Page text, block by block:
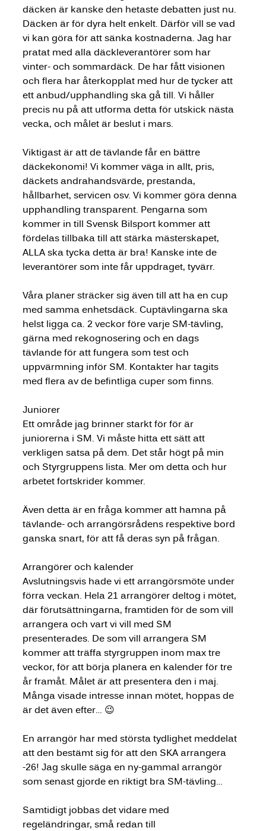
däcken är kanske den hetaste debatten just nu.
Däcken är för dyra helt enkelt. Därför vill se vad
vi kan göra för att sänka kostnaderna. Jag har
pratat med alla däckleverantörer som har
vinter- och sommardäck. De har fått visionen
och flera har återkopplat med hur de tycker att
ett anbud/upphandling ska gå till. Vi håller
precis nu på att utforma detta för utskick nästa
vecka, och målet är beslut i mars.
Viktigast är att de tävlande får en bättre
däckekonomi! Vi kommer väga in allt, pris,
däckets andrahandsvärde, prestanda,
hållbarhet, servicen osv. Vi kommer göra denna
upphandling transparent. Pengarna som
kommer in till Svensk Bilsport kommer att
fördelas tillbaka till att stärka mästerskapet,
ALLA ska tycka detta är bra! Kanske inte de
leverantörer som inte får uppdraget, tyvärr.
Våra planer sträcker sig även till att ha en cup
med samma enhetsdäck. Cuptävlingarna ska
helst ligga ca. 2 veckor före varje SM-tävling,
gärna med rekognosering och en dags
tävlande för att fungera som test och
uppvärmning inför SM. Kontakter har tagits
med flera av de befintliga cuper som finns.
Juniorer
Ett område jag brinner starkt för för är
juniorerna i SM. Vi måste hitta ett sätt att
verkligen satsa på dem. Det står högt på min
och Styrgruppens lista. Mer om detta och hur
arbetet fortskrider kommer.
Även detta är en fråga kommer att hamna på
tävlande- och arrangörsrådens respektive bord
ganska snart, för att få deras syn på frågan.
Arrangörer och kalender
Avslutningsvis hade vi ett arrangörsmöte under
förra veckan. Hela 21 arrangörer deltog i mötet,
där förutsättningarna, framtiden för de som vill
arrangera och vart vi vill med SM
presenterades. De som vill arrangera SM
kommer att träffa styrgruppen inom max tre
veckor, för att börja planera en kalender för tre
år framåt. Målet är att presentera den i maj.
Många visade intresse innan mötet, hoppas de
är det även efter… 😉
En arrangör har med största tydlighet meddelat
att den bestämt sig för att den SKA arrangera
-26! Jag skulle säga en ny-gammal arrangör
som senast gjorde en riktigt bra SM-tävling…
Samtidigt jobbas det vidare med
regeländringar, små redan till